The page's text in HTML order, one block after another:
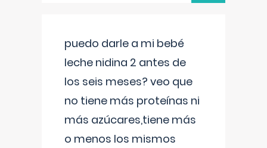
puedo darle a mi bebé
leche nidina 2 antes de
los seis meses? veo que
no tiene más proteínas ni
más azúcares,tiene más
o menos los mismos